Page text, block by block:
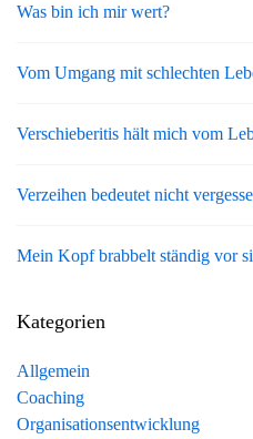
Was bin ich mir wert?
Vom Umgang mit schlechten
Verschieberitis hält mich vom
Verzeihen bedeutet nicht
Mein Kopf brabbelt ständig vor
Kategorien
Allgemein
Coaching
Organisationsentwicklung